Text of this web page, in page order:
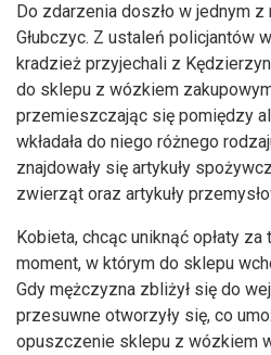
Do zdarzenia doszło w jednym
Głubczyc. Z ustaleń policjantów
kradzież przyjechali z
do sklepu z wózkiem
przemieszczając się pomiędzy
wkładała do niego różnego
znajdowały się artykuły
zwierząt oraz artykuły
Kobieta, chcąc uniknąć opłaty za
moment, w którym do sklepu
Gdy mężczyzna zbliżył się do
przesuwne otworzyły się, co
opuszczenie sklepu z wózkiem